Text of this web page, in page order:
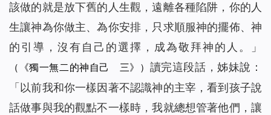
該做的就是放下舊的人生觀，遠離各種陷阱，你的人
生讓神為你做主、為你安排，只求順服神的擺佈、神
的引導，沒有自己的選擇，成為敬拜神的人。
」
（《獨一無二的神自己 三》） 讀完這段話，姊妹說：
「以前我和你一樣因著不認識神的主宰，看到孩子說
話做事與我的觀點不一樣時，我就總想管著他們，讓